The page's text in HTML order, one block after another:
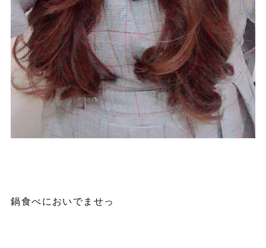
鍋食べにおいでませっ